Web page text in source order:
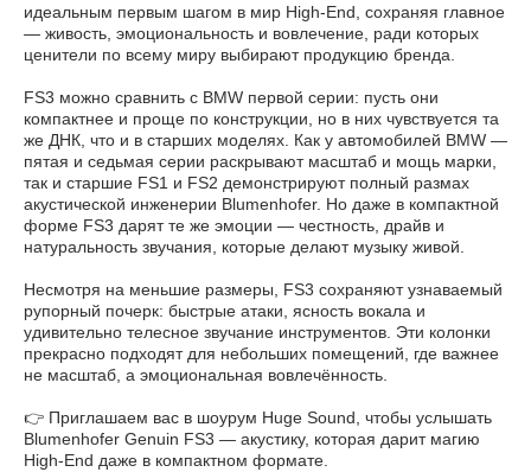
идеальным первым шагом в мир High-End, сохраняя главное
— живость, эмоциональность и вовлечение, ради которых
ценители по всему миру выбирают продукцию бренда.
FS3 можно сравнить с BMW первой серии: пусть они
компактнее и проще по конструкции, но в них чувствуется та
же ДНК, что и в старших моделях. Как у автомобилей BMW —
пятая и седьмая серии раскрывают масштаб и мощь марки,
так и старшие FS1 и FS2 демонстрируют полный размах
акустической инженерии Blumenhofer. Но даже в компактной
форме FS3 дарят те же эмоции — честность, драйв и
натуральность звучания, которые делают музыку живой.
Несмотря на меньшие размеры, FS3 сохраняют узнаваемый
рупорный почерк: быстрые атаки, ясность вокала и
удивительно телесное звучание инструментов. Эти колонки
прекрасно подходят для небольших помещений, где важнее
не масштаб, а эмоциональная вовлечённость.
👉 Приглашаем вас в шоурум Huge Sound, чтобы услышать
Blumenhofer Genuin FS3 — акустику, которая дарит магию
High-End даже в компактном формате.